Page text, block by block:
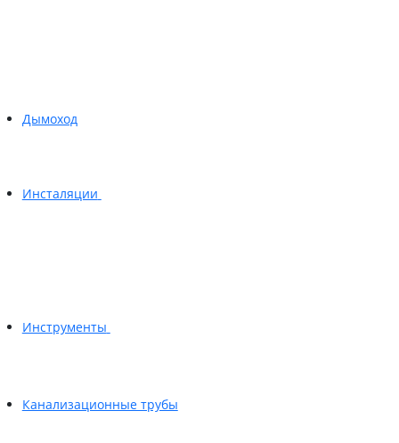
Дымоход
Инсталяции
Инструменты
Канализационные трубы